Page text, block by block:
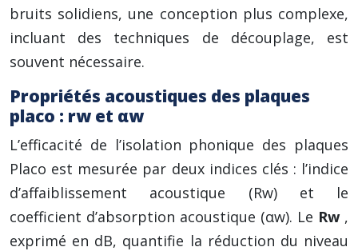
bruits solidiens, une conception plus complexe,
incluant des techniques de découplage, est
souvent nécessaire.
Propriétés acoustiques des plaques
placo : rw et αw
L’efficacité de l’isolation phonique des plaques
Placo est mesurée par deux indices clés : l’indice
d’affaiblissement acoustique (Rw) et le
coefficient d’absorption acoustique (αw). Le Rw ,
exprimé en dB, quantifie la réduction du niveau